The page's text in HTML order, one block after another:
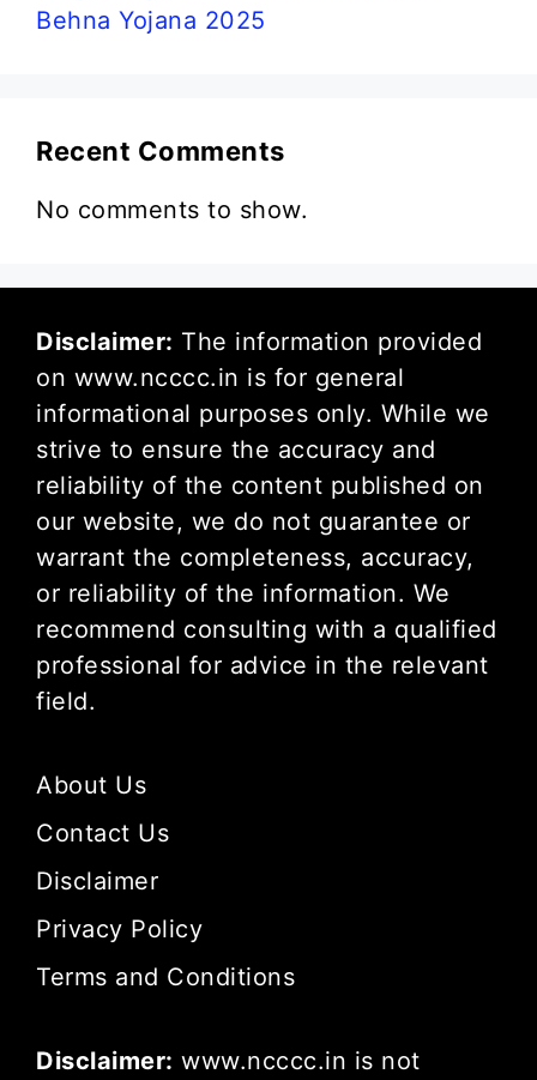
Behna Yojana 2025
Recent Comments
No comments to show.
Disclaimer: The information provided
on www.ncccc.in is for general
informational purposes only. While we
strive to ensure the accuracy and
reliability of the content published on
our website, we do not guarantee or
warrant the completeness, accuracy,
or reliability of the information. We
recommend consulting with a qualified
professional for advice in the relevant
field.
About Us
Contact Us
Disclaimer
Privacy Policy
Terms and Conditions
Disclaimer: www.ncccc.in is not